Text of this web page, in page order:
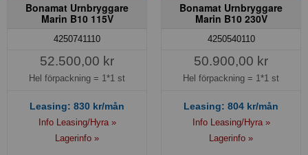
Bonamat Urnbryggare
Marin B10 115V
4250741110
52.500,00 kr
Hel förpackning = 1*1 st
Leasing: 830 kr/mån
Info Leasing/Hyra »
Lagerinfo »
Bonamat Urnbryggare
Marin B10 230V
4250540110
50.900,00 kr
Hel förpackning = 1*1 st
Leasing: 804 kr/mån
Info Leasing/Hyra »
Lagerinfo »